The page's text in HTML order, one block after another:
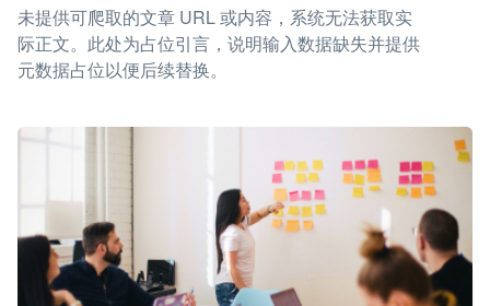
未提供可爬取的文章 URL 或内容，系统无法获取实
际正文。此处为占位引言，说明输入数据缺失并提供
元数据占位以便后续替换。